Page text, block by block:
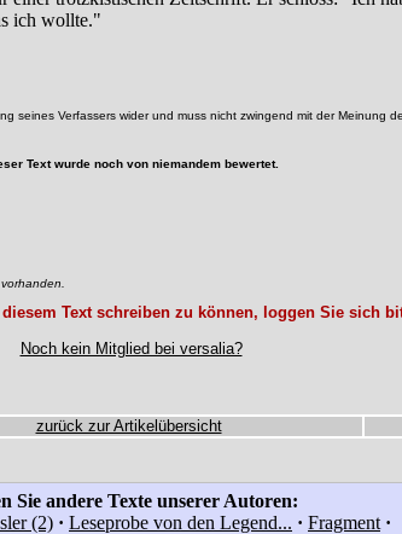
ich wollte."
seines Verfassers wider und muss nicht zwingend mit der Meinung
Text wurde noch von niemandem bewertet.
Text schreiben zu können, loggen Sie sich
Noch kein Mitglied bei versalia?
zurück zur Artikelübersicht
Sie andere Texte unserer Autoren:
(2) · Leseprobe von den Legend... · Fragment ·